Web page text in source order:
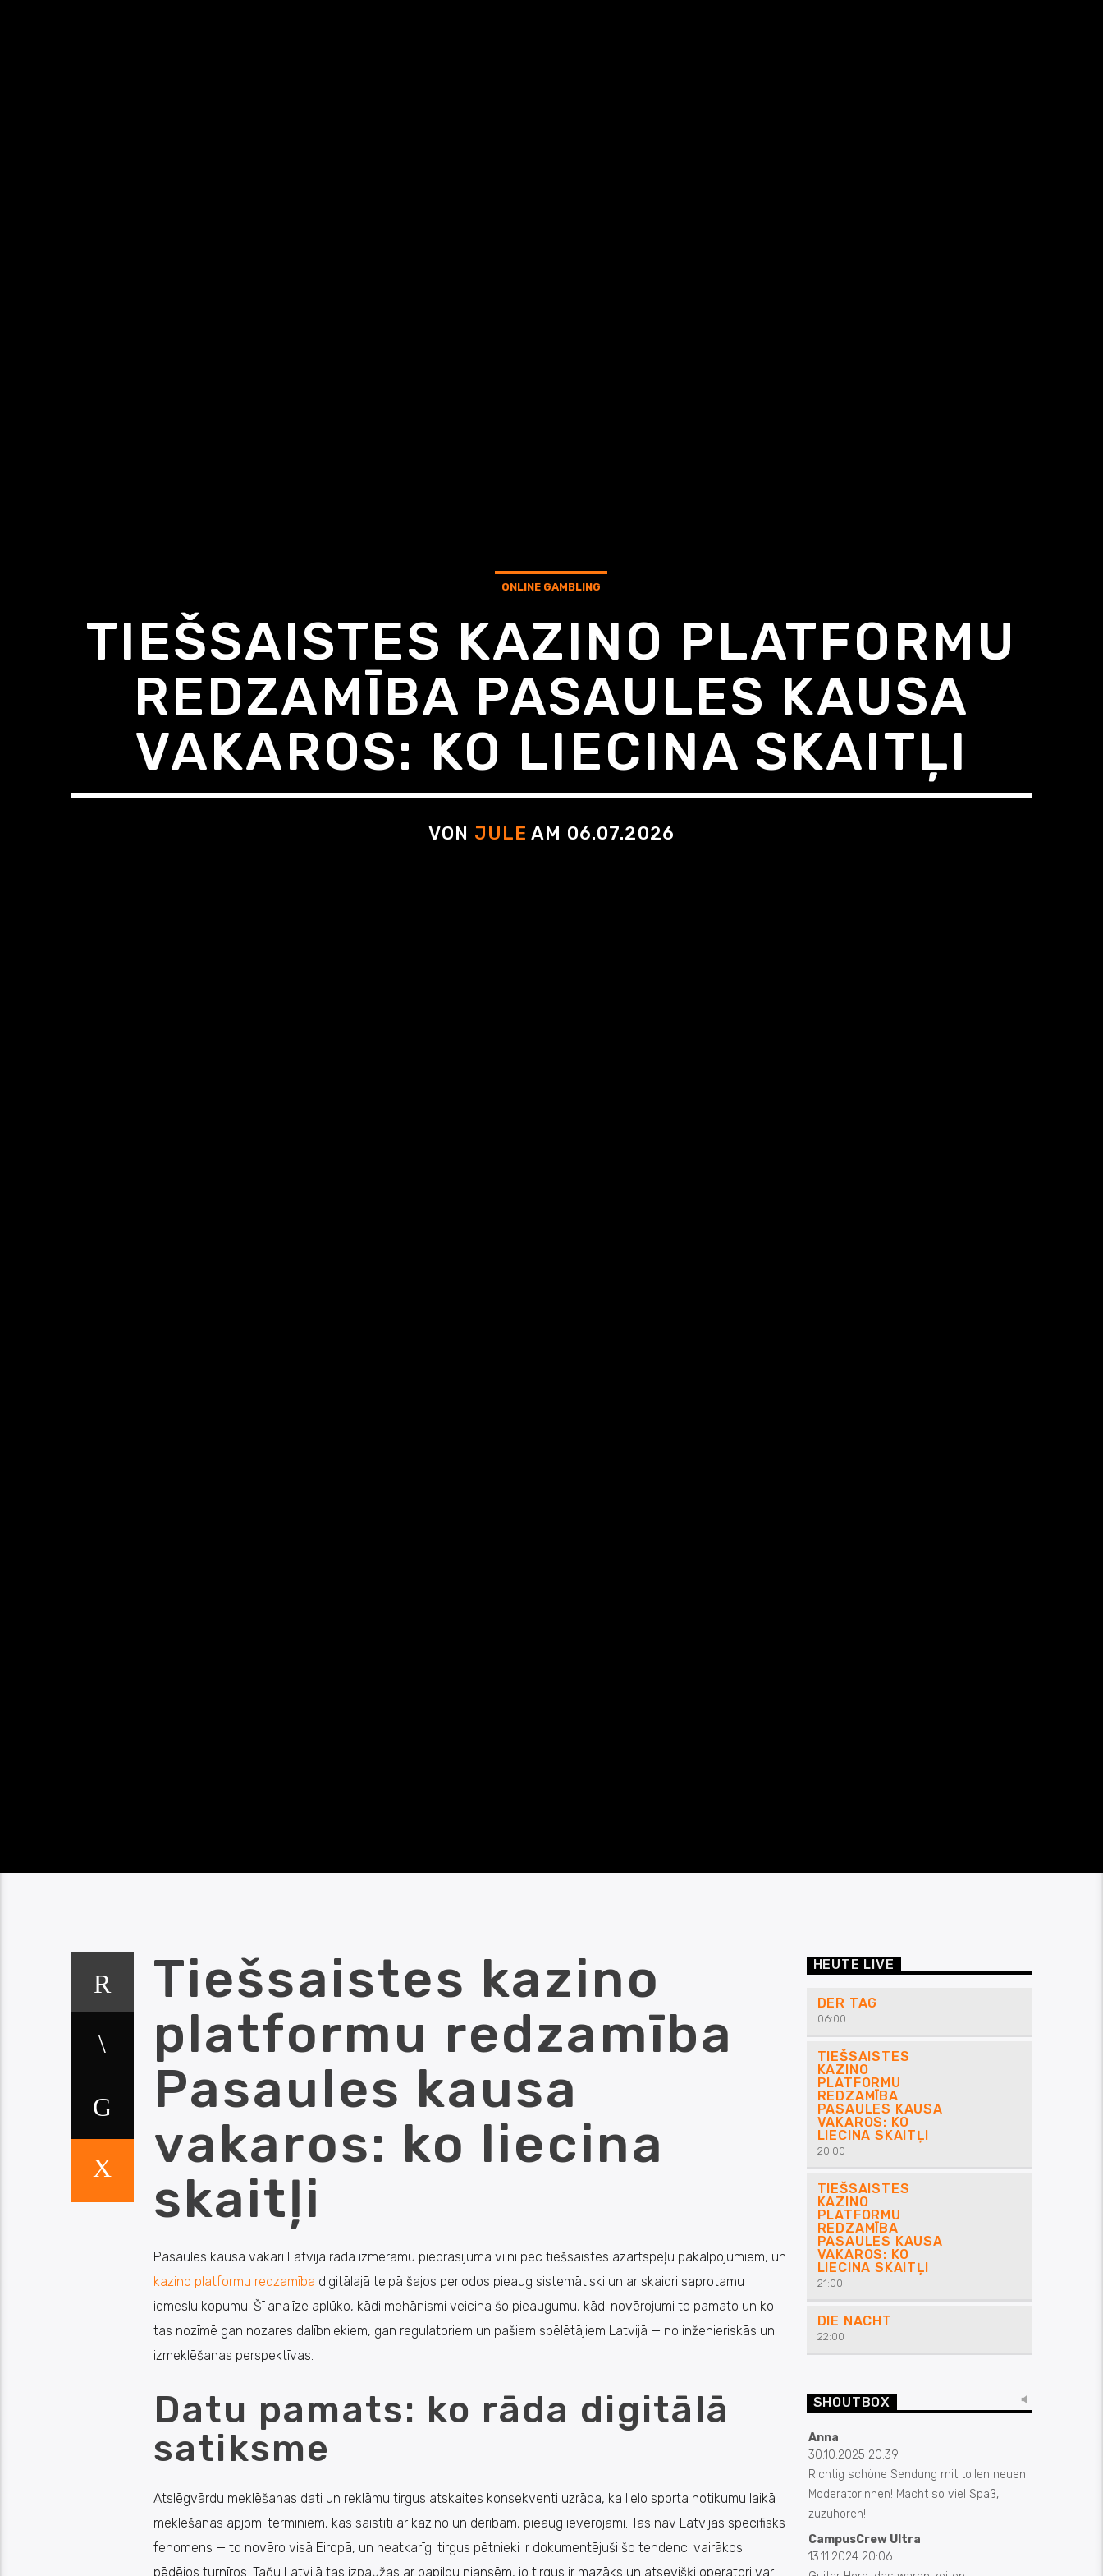
ONLINE GAMBLING
TIEŠSAISTES KAZINO PLATFORMU
REDZAMĪBA PASAULES KAUSA
VAKAROS: KO LIECINA SKAITĻI
VON JULE AM 06.07.2026
Tiešsaistes kazino
platformu redzamība
Pasaules kausa
vakaros: ko liecina
skaitļi
Pasaules kausa vakari Latvijā rada izmērāmu pieprasījuma vilni pēc tiešsaistes azartspēļu pakalpojumiem, un
kazino platformu redzamība digitālajā telpā šajos periodos pieaug sistemātiski un ar skaidri saprotamu
iemeslu kopumu. Šī analīze aplūko, kādi mehānismi veicina šo pieaugumu, kādi novērojumi to pamato un ko
tas nozīmē gan nozares dalībniekiem, gan regulatoriem un pašiem spēlētājiem Latvijā — no inženieriskās un
izmeklēšanas perspektīvas.
Datu pamats: ko rāda digitālā
satiksme
Atslēgvārdu meklēšanas dati un reklāmu tirgus atskaites konsekventi uzrāda, ka lielo sporta notikumu laikā
meklēšanas apjomi terminiem, kas saistīti ar kazino un derībām, pieaug ievērojami. Tas nav Latvijas specifisks
fenomens — to novēro visā Eiropā, un neatkarīgi tirgus pētnieki ir dokumentējuši šo tendenci vairākos
pēdējos turnīros. Taču Latvijā tas izpaužas ar papildu niansēm, jo tirgus ir mazāks un atsevišķi operatori var
HEUTE LIVE
DER TAG
06:00
TIEŠSAISTES
KAZINO
PLATFORMU
REDZAMĪBA
PASAULES KAUSA
VAKAROS: KO
LIECINA SKAITĻI
20:00
TIEŠSAISTES
KAZINO
PLATFORMU
REDZAMĪBA
PASAULES KAUSA
VAKAROS: KO
LIECINA SKAITĻI
21:00
DIE NACHT
22:00
SHOUTBOX
Anna
30.10.2025 20:39
Richtig schöne Sendung mit tollen neuen
Moderatorinnen! Macht so viel Spaß,
zuzuhören!
CampusCrew Ultra
13.11.2024 20:06